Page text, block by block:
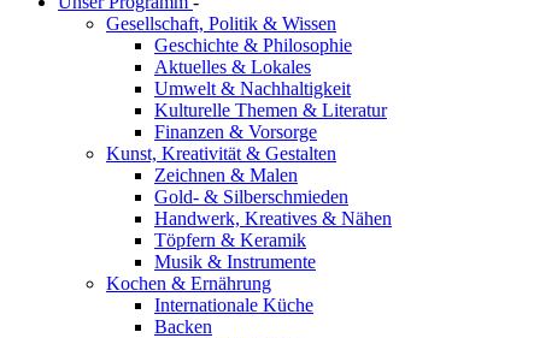
Gesellschaft, Politik & Wissen
Geschichte & Philosophie
Aktuelles & Lokales
Umwelt & Nachhaltigkeit
Kulturelle Themen & Literatur
Finanzen & Vorsorge
Kunst, Kreativität & Gestalten
Zeichnen & Malen
Gold- & Silberschmieden
Handwerk, Kreatives & Nähen
Töpfern & Keramik
Musik & Instrumente
Kochen & Ernährung
Internationale Küche
Backen